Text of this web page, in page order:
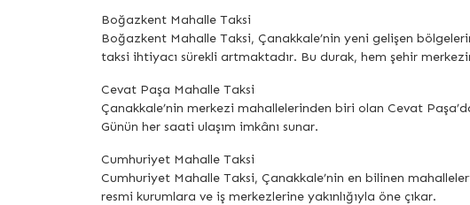
Boğazkent Mahalle Taksi
Boğazkent Mahalle Taksi, Çanakkale’nin yeni gelişen
taksi ihtiyacı sürekli artmaktadır. Bu durak, hem şehir
Cevat Paşa Mahalle Taksi
Çanakkale’nin merkezi mahallelerinden biri olan Cevat
Günün her saati ulaşım imkânı sunar.
Cumhuriyet Mahalle Taksi
Cumhuriyet Mahalle Taksi, Çanakkale’nin en bilinen
resmi kurumlara ve iş merkezlerine yakınlığıyla öne çıkar.